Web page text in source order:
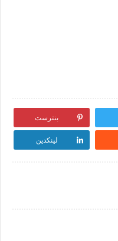
بنترست
لينكدين